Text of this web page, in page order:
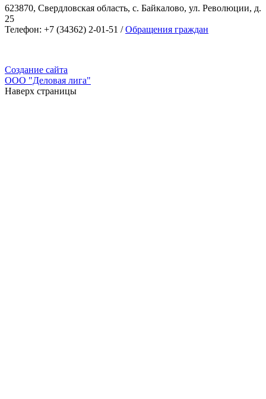
623870, Свердловская область, с. Байкалово, ул. Революции, д.
25
Телефон: +7 (34362) 2-01-51 /Обращения граждан
Создание сайта
ООО "Деловая лига"
Наверх страницы